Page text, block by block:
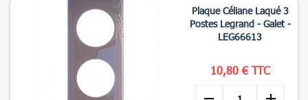
Plaque Céliane Laqué 3
Postes Legrand - Galet -
LEG66613
10,80 € TTC